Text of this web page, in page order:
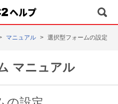
ヘルプ
マニュアル 選択型フォームの設定
マニュアル